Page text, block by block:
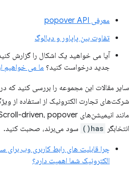
معرفی popover API
تفاوت بین پاپاور و دیالوگ
آیا می خواهید یک اشکال را گزارش
جدید درخواست کنید؟ ما می خواهیم
سایر مقالات این مجموعه را بررسی کنید که
انتخابگر has() سود می‌برند، صحبت کنید.
چرا قابلیت های رابط کاربری وب برای
الکترونیک شما اهمیت دارد؟